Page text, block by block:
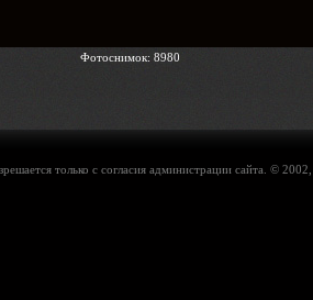
Фотоснимок: 8980
только с согласия администрации сайта. ©